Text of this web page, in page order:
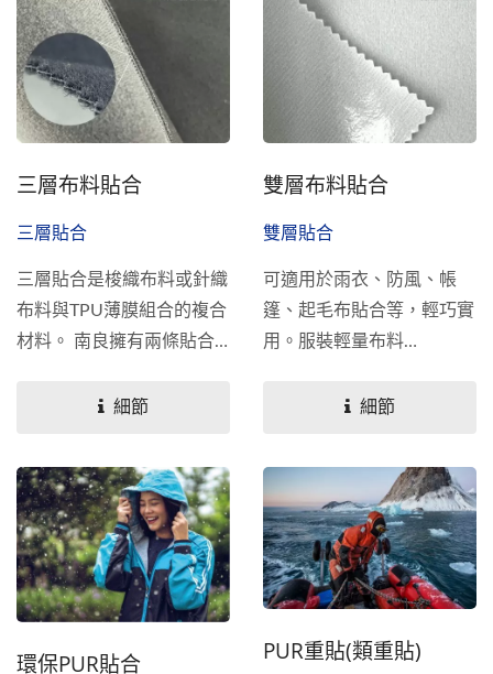
件。相較於市面上僅提供標
準規格產品，南良除了多樣
化的起毛布選擇，並可設計
如單層~三層不同組合、手
感及與硬挺度，並可提供後
段切條的加工服務，多種模
組化設計，讓客戶能在舒適
度、重量與支撐性間找到最
研發成本、縮短產品上市時
間。
三層布料貼合
三層貼合
三層貼合是梭織布料或針織
布料與TPU薄膜組合的複合
材料。 南良擁有兩條貼合
細節
雙層布料貼合
雙層貼合
可適用於雨衣、防風、帳
篷、起毛布貼合等，輕巧實
用。服裝輕量布料
細節
環保PUR貼合 PUR重貼(類重貼)